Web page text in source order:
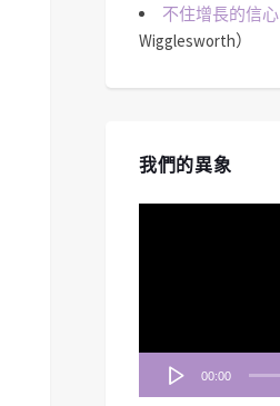
不住增長的信心
Wigglesworth）
我們的異象
00:00